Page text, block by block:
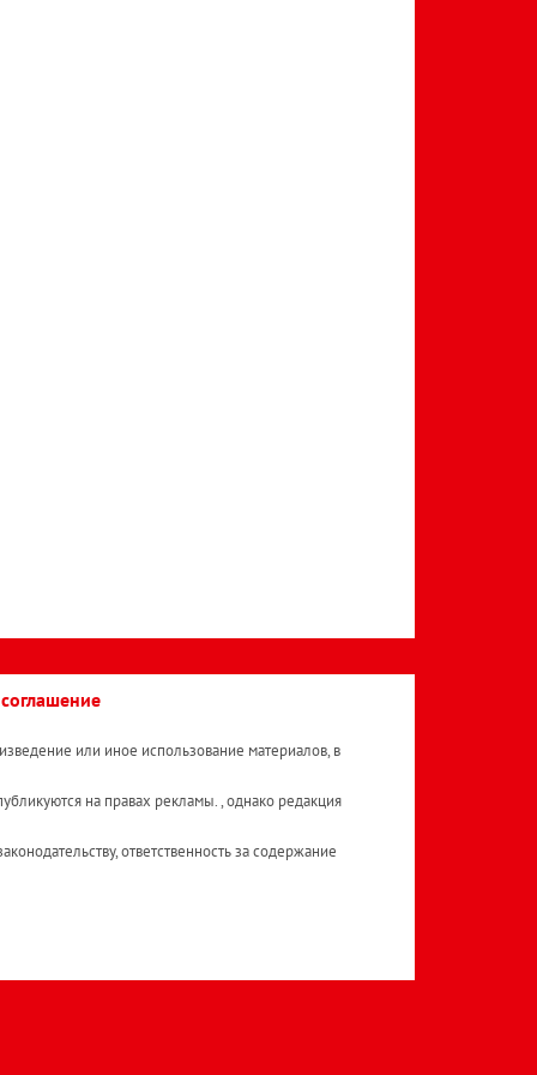
или иное использование материалов, в
на правах рекламы. , однако редакция
ответственность за содержание